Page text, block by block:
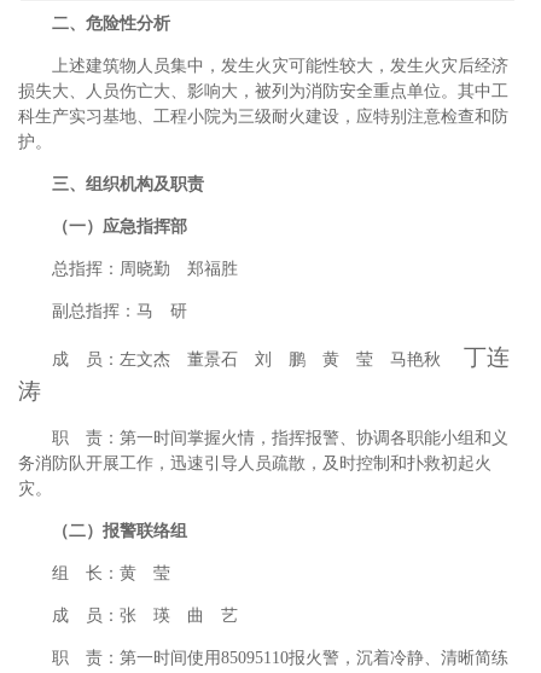
二、危险性分析
上述建筑物人员集中，发生火灾可能性较大，发生火灾后经济
损失大、人员伤亡大、影响大，被列为消防安全重点单位。其中工
科生产实习基地、工程小院为三级耐火建设，应特别注意检查和防
护。
三、组织机构及职责
（一）应急指挥部
总指挥：周晓勤 郑福胜
副总指挥：马 研
成 员：左文杰 董景石 刘 鹏 黄 莹 马艳秋
丁连
涛
职 责：第一时间掌握火情，指挥报警、协调各职能小组和义
务消防队开展工作，迅速引导人员疏散，及时控制和扑救初起火
灾。
（二）报警联络组
组 长：黄 莹
成 员：张 瑛 曲 艺
职 责：第一时间使用85095110报火警，沉着冷静、清晰简练